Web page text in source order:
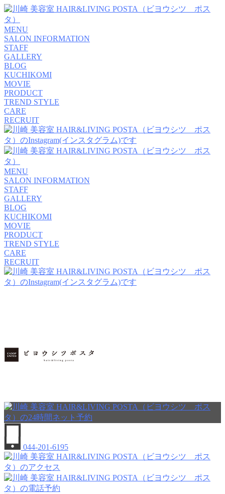
MENU
SALON INFORMATION
STAFF
GALLERY
BLOG
KUCHIKOMI
MOVIE
PRODUCT
TREND STYLE
CARE
RECRUIT
MENU
SALON INFORMATION
STAFF
GALLERY
BLOG
KUCHIKOMI
MOVIE
PRODUCT
TREND STYLE
CARE
RECRUIT
044-201-6195